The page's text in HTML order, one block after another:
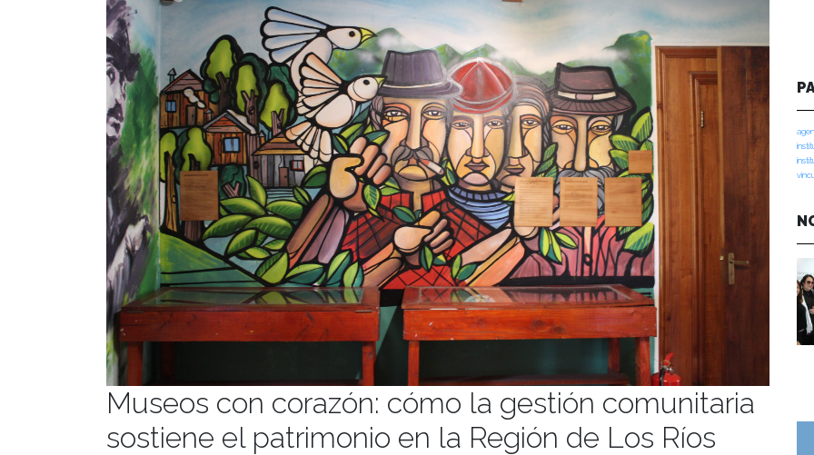
Museos con corazón: cómo la gestión comunitaria
sostiene el patrimonio en la Región de Los Ríos